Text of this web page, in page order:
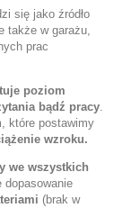
się jako źródło
także w garażu,
prac
poziom
bądź pracy.
które postawimy
wzroku.
we wszystkich
dopasowanie
(brak w